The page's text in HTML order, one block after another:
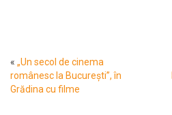
« „Un secol de cinema
românesc la București”, în
Grădina cu filme